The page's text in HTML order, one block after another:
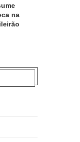
na